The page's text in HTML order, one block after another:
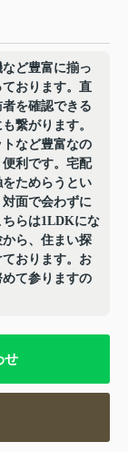
ど豊富に揃っ
おります。直
を確認できる
繋がります。
など豊富なの
利です。宅配
ためらうとい
面で会わずに
らは1LDKにな
ら、住まい探
おります。お
て参りますの
せ